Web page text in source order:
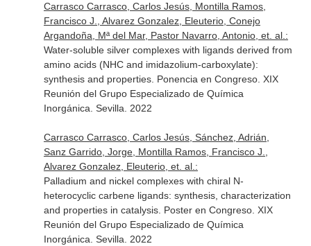
Carrasco Carrasco, Carlos Jesús, Montilla Ramos,
Francisco J., Alvarez Gonzalez, Eleuterio, Conejo
Argandoña, Mª del Mar, Pastor Navarro, Antonio, et. al.:
Water-soluble silver complexes with ligands derived from
amino acids (NHC and imidazolium-carboxylate):
synthesis and properties. Ponencia en Congreso. XIX
Reunión del Grupo Especializado de Química
Inorgánica. Sevilla. 2022
Carrasco Carrasco, Carlos Jesús, Sánchez, Adrián,
Sanz Garrido, Jorge, Montilla Ramos, Francisco J.,
Alvarez Gonzalez, Eleuterio, et. al.:
Palladium and nickel complexes with chiral N-
heterocyclic carbene ligands: synthesis, characterization
and properties in catalysis. Poster en Congreso. XIX
Reunión del Grupo Especializado de Química
Inorgánica. Sevilla. 2022